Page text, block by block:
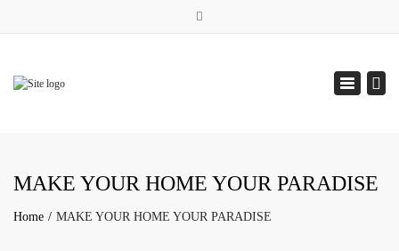
info@emirhansu.com
Toggle
MAKE YOUR HOME YOUR PARADISE
Home MAKE YOUR HOME YOUR PARADISE